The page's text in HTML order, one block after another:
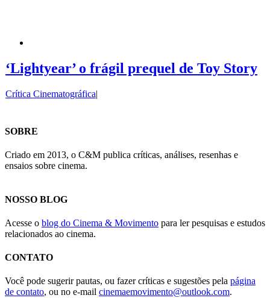
‘Lightyear’ o frágil prequel de Toy Story
Crítica Cinematográfica|
SOBRE
Criado em 2013, o C&M publica críticas, análises, resenhas e
ensaios sobre cinema.
NOSSO BLOG
Acesse o blog do Cinema & Movimento para ler pesquisas e estudos
relacionados ao cinema.
CONTATO
Você pode sugerir pautas, ou fazer críticas e sugestões pela página
de contato, ou no e-mail cinemaemovimento@outlook.com.